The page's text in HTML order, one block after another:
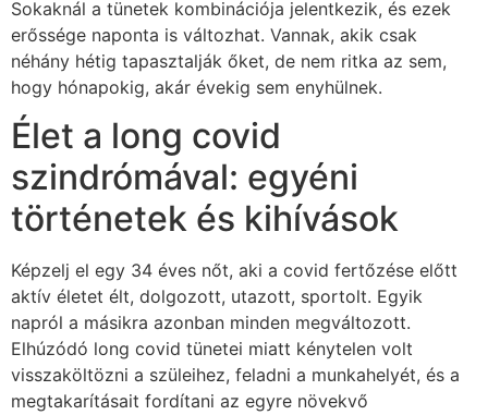
Sokaknál a tünetek kombinációja jelentkezik, és ezek
erőssége naponta is változhat. Vannak, akik csak
néhány hétig tapasztalják őket, de nem ritka az sem,
hogy hónapokig, akár évekig sem enyhülnek.
Élet a long covid
szindrómával: egyéni
történetek és kihívások
Képzelj el egy 34 éves nőt, aki a covid fertőzése előtt
aktív életet élt, dolgozott, utazott, sportolt. Egyik
napról a másikra azonban minden megváltozott.
Elhúzódó long covid tünetei miatt kénytelen volt
visszaköltözni a szüleihez, feladni a munkahelyét, és a
megtakarításait fordítani az egyre növekvő